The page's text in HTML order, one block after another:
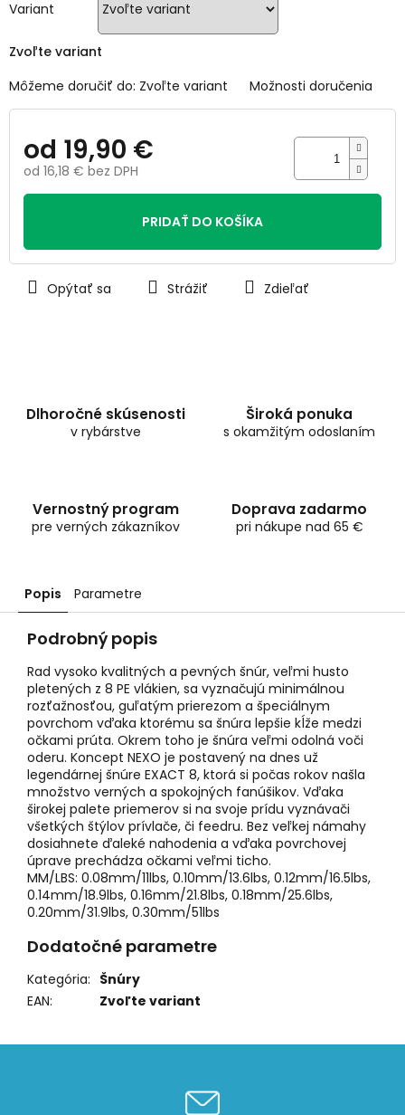
Variant
Zvoľte variant
Môžeme doručiť do: Zvoľte variant Možnosti doručenia
od 19,90 €
od 16,18 € bez DPH
Jednotková
PRIDAŤ DO KOŠÍKA
Opýtať sa Strážiť Zdieľať
hviezdičiek.
Dlhoročné skúsenosti
v rybárstve
Široká ponuka
s okamžitým odoslaním
Vernostný program
pre verných zákazníkov
Doprava zadarmo
pri nákupe nad 65 €
Popis Parametre
Podrobný popis
Rad vysoko kvalitných a pevných šnúr, veľmi husto
pletených z 8 PE vlákien, sa vyznačujú minimálnou
rozťažnosťou, guľatým prierezom a špeciálnym
povrchom vďaka ktorému sa šnúra lepšie kĺže medzi
očkami prúta. Okrem toho je šnúra veľmi odolná voči
oderu. Koncept NEXO je postavený na dnes už
legendárnej šnúre EXACT 8, ktorá si počas rokov našla
množstvo verných a spokojných fanúšikov. Vďaka
širokej palete priemerov si na svoje prídu vyznávači
všetkých štýlov prívlače, či feedru. Bez veľkej námahy
dosiahnete ďaleké nahodenia a vďaka povrchovej
úprave prechádza očkami veľmi ticho.
MM/LBS: 0.08mm/11lbs, 0.10mm/13.6lbs, 0.12mm/16.5lbs,
0.14mm/18.9lbs, 0.16mm/21.8lbs, 0.18mm/25.6lbs,
0.20mm/31.9lbs, 0.30mm/51lbs
Dodatočné parametre
Kategória: Šnúry
EAN: Zvoľte variant